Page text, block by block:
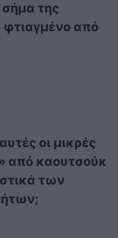
σήμα της
φτιαγμένο από
οι μικρές
από καουτσούκ
των